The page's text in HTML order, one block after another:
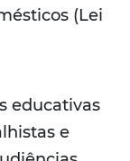
(Lei
educativas
e